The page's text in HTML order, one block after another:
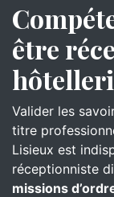
être
Valider les
titre
Lisieux est
réceptionniste
missions